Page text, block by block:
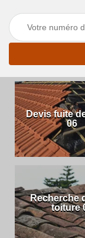
Devis fuite
06
Recherche
toiture